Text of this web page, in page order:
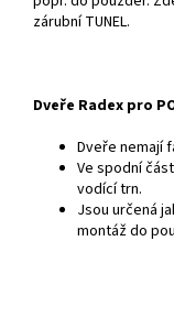
zárubní TUNEL.
Dveře Radex pro
Dveře nemají
Ve spodní
vodící trn.
Jsou určená
montáž do